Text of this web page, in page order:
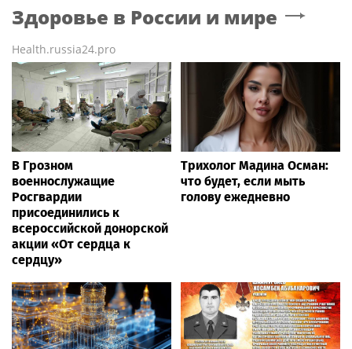
Здоровье в России и мире
Health.russia24.pro
В Грозном
военнослужащие
Росгвардии
присоединились к
всероссийской донорской
акции «От сердца к
сердцу»
Трихолог Мадина Осман:
что будет, если мыть
голову ежедневно